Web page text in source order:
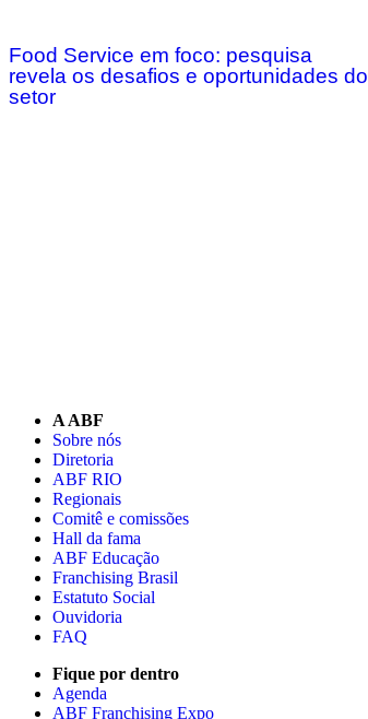
Food Service em foco: pesquisa
revela os desafios e oportunidades do
setor
A ABF
Sobre nós
Diretoria
ABF RIO
Regionais
Comitê e comissões
Hall da fama
ABF Educação
Franchising Brasil
Estatuto Social
Ouvidoria
FAQ
Fique por dentro
Agenda
ABF Franchising Expo